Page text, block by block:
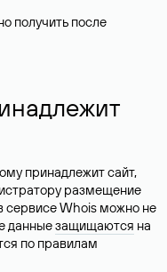
получить после
принадлежит сайт,
размещение
сервисе Whois можно не
данныезащищаются на
по правилам